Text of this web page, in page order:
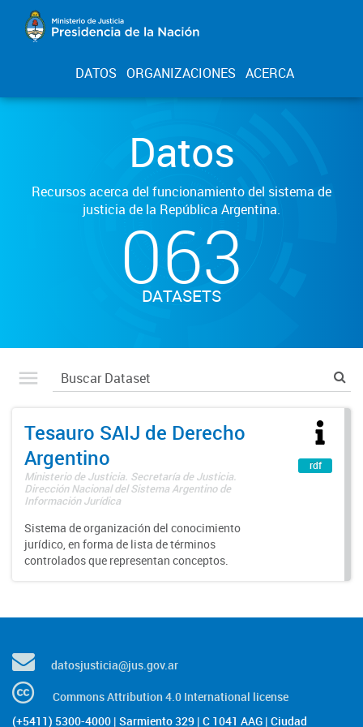
DATOS ORGANIZACIONES ACERCA
Datos
Recursos acerca del funcionamiento del sistema de
justicia de la República Argentina.
063
DATASETS
Tesauro SAIJ de Derecho
Argentino
Ministerio de Justicia. Secretaría de Justicia.
Dirección Nacional del Sistema Argentino de
Información Jurídica
Sistema de organización del conocimiento
jurídico, en forma de lista de términos
controlados que representan conceptos.
rdf
datosjusticia@jus.gov.ar
Commons Attribution 4.0 International license
(+5411) 5300-4000 | Sarmiento 329 | C 1041 AAG | Ciudad